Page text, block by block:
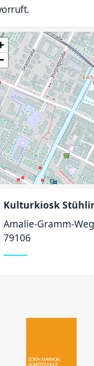
Kulturkiosk
Amalie-Gramm-
79106